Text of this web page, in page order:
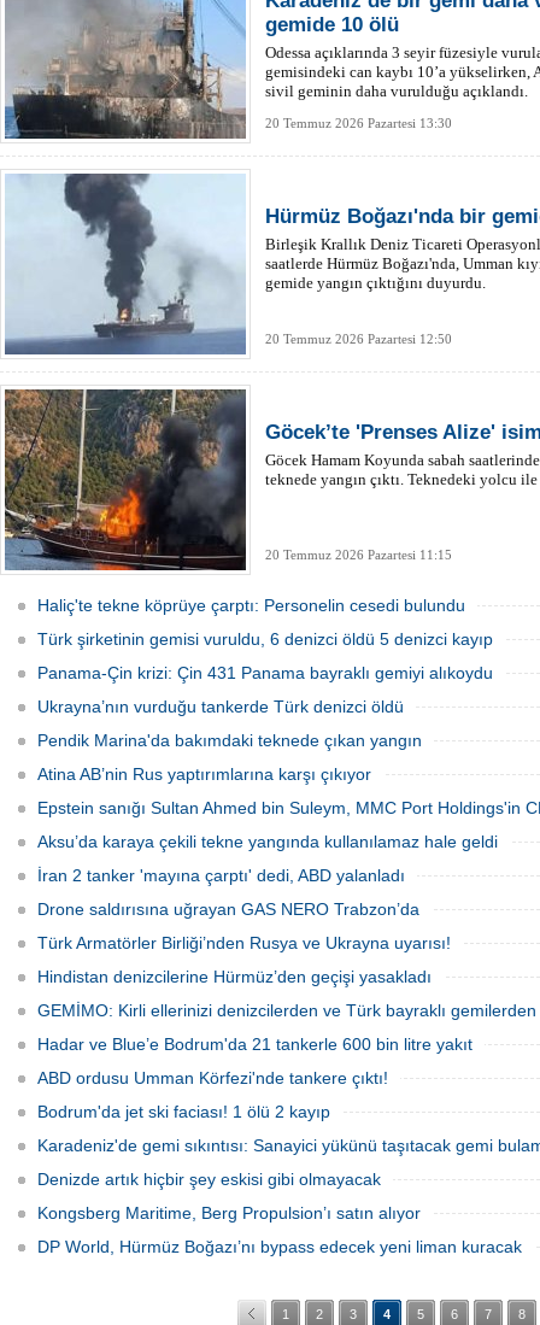
gemide 10 ölü
Odessa açıklarında 3 seyir füzesiyle
gemisindeki can kaybı 10’a yükselirken,
sivil geminin daha vurulduğu açıklandı.
20 Temmuz 2026 Pazartesi 13:30
Hürmüz Boğazı'nda bir
Birleşik Krallık Deniz Ticareti
saatlerde Hürmüz Boğazı'nda, Umman
gemide yangın çıktığını duyurdu.
20 Temmuz 2026 Pazartesi 12:50
Göcek’te 'Prenses Alize'
Göcek Hamam Koyunda sabah
teknede yangın çıktı. Teknedeki yolcu
20 Temmuz 2026 Pazartesi 11:15
Haliç'te tekne köprüye çarptı: Personelin cesedi bulundu
Türk şirketinin gemisi vuruldu, 6 denizci öldü 5 denizci kayıp
Panama-Çin krizi: Çin 431 Panama bayraklı gemiyi alıkoydu
Ukrayna’nın vurduğu tankerde Türk denizci öldü
Pendik Marina'da bakımdaki teknede çıkan yangın
Atina AB’nin Rus yaptırımlarına karşı çıkıyor
Epstein sanığı Sultan Ahmed bin Suleym, MMC Port Holdings'in
Aksu’da karaya çekili tekne yangında kullanılamaz hale geldi
İran 2 tanker 'mayına çarptı' dedi, ABD yalanladı
Drone saldırısına uğrayan GAS NERO Trabzon’da
Türk Armatörler Birliği’nden Rusya ve Ukrayna uyarısı!
Hindistan denizcilerine Hürmüz’den geçişi yasakladı
GEMİMO: Kirli ellerinizi denizcilerden ve Türk bayraklı
Hadar ve Blue’e Bodrum'da 21 tankerle 600 bin litre yakıt
ABD ordusu Umman Körfezi'nde tankere çıktı!
Bodrum'da jet ski faciası! 1 ölü 2 kayıp
Karadeniz'de gemi sıkıntısı: Sanayici yükünü taşıtacak gemi
Denizde artık hiçbir şey eskisi gibi olmayacak
Kongsberg Maritime, Berg Propulsion’ı satın alıyor
DP World, Hürmüz Boğazı’nı bypass edecek yeni liman kuracak
1 2 3 4 5 6 7 8